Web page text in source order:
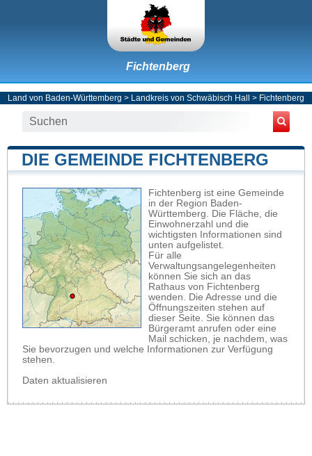
Fichtenberg
Land von Baden-Württemberg > Landkreis von Schwäbisch Hall > Fichtenberg
DIE GEMEINDE FICHTENBERG
Fichtenberg ist eine Gemeinde
in der Region Baden-
Württemberg. Die Fläche, die
Einwohnerzahl und die
wichtigsten Informationen sind
unten aufgelistet.
Für alle
Verwaltungsangelegenheiten
können Sie sich an das
Rathaus von Fichtenberg
wenden. Die Adresse und die
Öffnungszeiten stehen auf
dieser Seite. Sie können das
Bürgeramt anrufen oder eine
Mail schicken, je nachdem, was
Sie bevorzugen und welche Informationen zur Verfügung
stehen.
Daten aktualisieren